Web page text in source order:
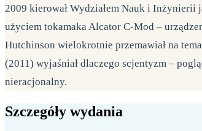
2009 kierował Wydziałem Nauk i Inżynierii
użyciem tokamaka Alcator C-Mod –
Hutchinson wielokrotnie przemawiał na
(2011) wyjaśniał dlaczego scjentyzm –
nieracjonalny.
Szczegóły wydania